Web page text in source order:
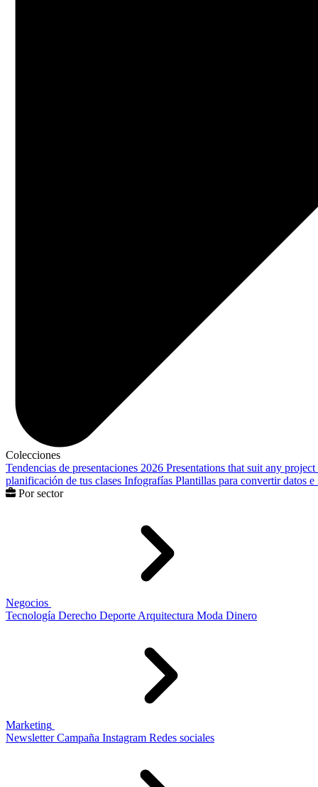
Colecciones
Tendencias de presentaciones 2026 Presentations that suit any project
planificación de tus clases Infografías Plantillas para convertir datos
Por sector
Negocios
Tecnología Derecho Deporte Arquitectura Moda Dinero
Marketing
Newsletter Campaña Instagram Redes sociales